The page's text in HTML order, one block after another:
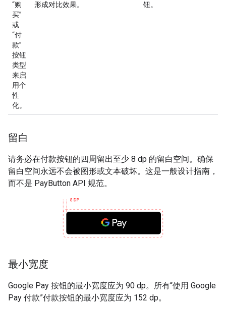
“购
买”
或
“付
款”
按钮
类型
来启
用个
性
化。
形成对比效果。
钮。
留白
请务必在付款按钮的四周留出至少 8 dp 的留白空间。确保
留白空间永远不会被图形或文本破坏。这是一般设计指南，
而不是 PayButton API 规范。
最小宽度
Google Pay 按钮的最小宽度应为 90 dp。所有“使用 Google
Pay 付款”付款按钮的最小宽度应为 152 dp。